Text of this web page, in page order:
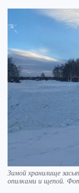
Зимой хранилище
опилками и щепой.